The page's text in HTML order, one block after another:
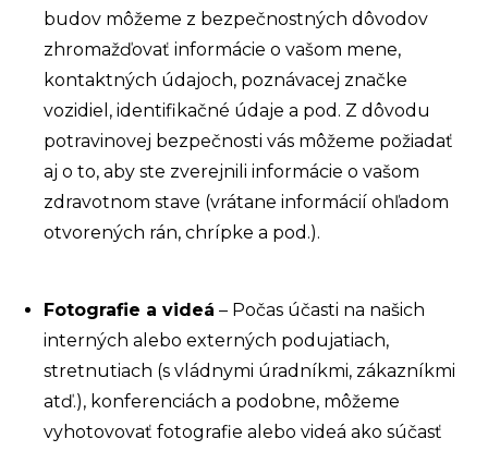
budov môžeme z bezpečnostných dôvodov
zhromažďovať informácie o vašom mene,
kontaktných údajoch, poznávacej značke
vozidiel, identifikačné údaje a pod. Z dôvodu
potravinovej bezpečnosti vás môžeme požiadať
aj o to, aby ste zverejnili informácie o vašom
zdravotnom stave (vrátane informácií ohľadom
otvorených rán, chrípke a pod.).
Fotografie a videá – Počas účasti na našich
interných alebo externých podujatiach,
stretnutiach (s vládnymi úradníkmi, zákazníkmi
atď.), konferenciách a podobne, môžeme
vyhotovovať fotografie alebo videá ako súčasť